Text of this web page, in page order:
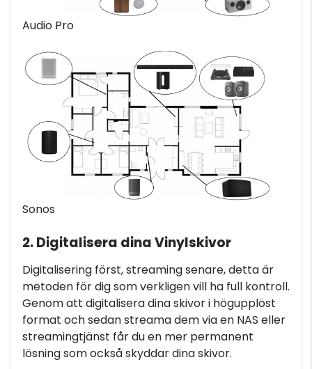
Audio Pro
Sonos
2. Digitalisera dina Vinylskivor
Digitalisering först, streaming senare, detta är
metoden för dig som verkligen vill ha full kontroll.
Genom att digitalisera dina skivor i högupplöst
format och sedan streama dem via en NAS eller
streamingtjänst får du en mer permanent
lösning som också skyddar dina skivor.